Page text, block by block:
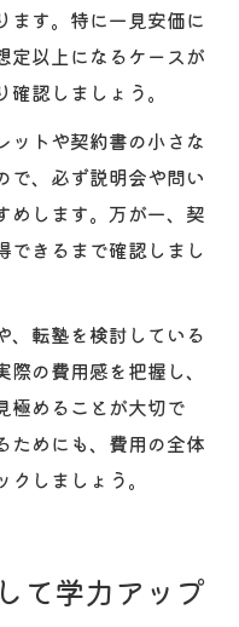
ます。特に一見安価に
定以上になるケースが
認しましょう。
ットや契約書の小さな
で、必ず説明会や問い
めします。万が一、契
できるまで確認しまし
、転塾を検討している
の費用感を把握し、
極めることが大切で
ためにも、費用の全体
しましょう。
て学力アップ